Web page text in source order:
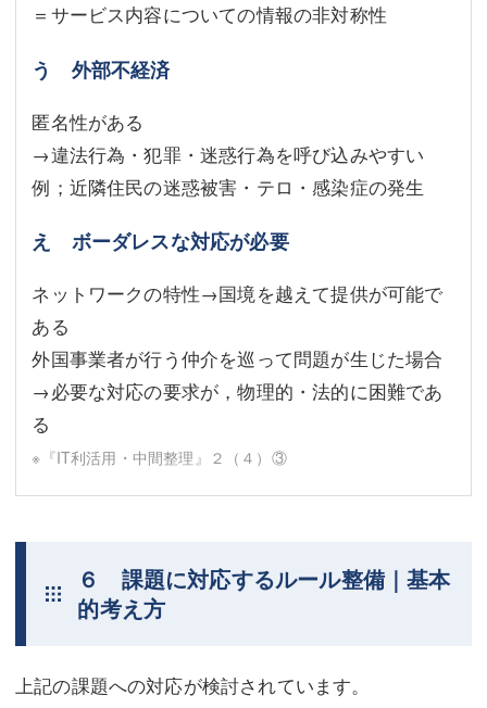
＝サービス内容についての情報の非対称性
う 外部不経済
匿名性がある
→違法行為・犯罪・迷惑行為を呼び込みやすい
例；近隣住⺠の迷惑被害・テロ・感染症の発生
え ボーダレスな対応が必要
ネットワークの特性→国境を越えて提供が可能で
ある
外国事業者が行う仲介を巡って問題が生じた場合
→必要な対応の要求が，物理的・法的に困難であ
る
※『IT利活用・中間整理』２（４）③
６ 課題に対応するルール整備｜基本
的考え方
上記の課題への対応が検討されています。